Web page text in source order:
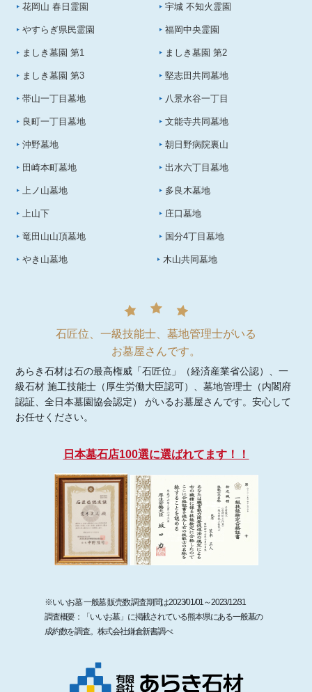
花岡山 春日霊園 宇城 不知火霊園
やすらぎ県民霊園 福岡中央霊園
ましき墓園 第1 ましき墓園 第2
ましき墓園 第3 堅志田共同墓地
帯山一丁目墓地 八景水谷一丁目
良町一丁目墓地 文能寺共同墓地
沖野墓地 朝日野病院裏山
田崎本町墓地 出水六丁目墓地
上ノ山墓地 多良木墓地
上山下 庄口墓地
竜田山山頂墓地 国分4丁目墓地
やき山墓地 木山共同墓地
石匠位、一級技能士、墓地管理士がいる
お墓屋さんです。
あらき石材は石の最高権威「石匠位」（経済産業省公認）、一
級石材 施工技能士（厚生労働大臣認可）、墓地管理士（内閣府
認証、全日本墓園協会認定） がいるお墓屋さんです。安心して
お任せください。
日本墓石店100選に選ばれてます！！
※いいお墓 一般墓 販売数 調査期間は2023/01/01～2023/12/31
調査概要：「いいお墓」に掲載されている熊本県にある一般墓の
成約数を調査。株式会社鎌倉新書調べ